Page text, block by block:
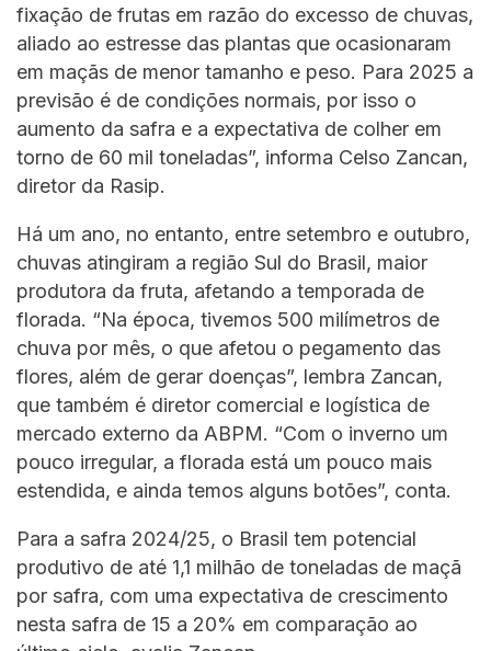
fixação de frutas em razão do excesso de chuvas,
aliado ao estresse das plantas que ocasionaram
em maçãs de menor tamanho e peso. Para 2025 a
previsão é de condições normais, por isso o
aumento da safra e a expectativa de colher em
torno de 60 mil toneladas”, informa Celso Zancan,
diretor da Rasip.
Há um ano, no entanto, entre setembro e outubro,
chuvas atingiram a região Sul do Brasil, maior
produtora da fruta, afetando a temporada de
florada. “Na época, tivemos 500 milímetros de
chuva por mês, o que afetou o pegamento das
flores, além de gerar doenças”, lembra Zancan,
que também é diretor comercial e logística de
mercado externo da ABPM. “Com o inverno um
pouco irregular, a florada está um pouco mais
estendida, e ainda temos alguns botões”, conta.
Para a safra 2024/25, o Brasil tem potencial
produtivo de até 1,1 milhão de toneladas de maçã
por safra, com uma expectativa de crescimento
nesta safra de 15 a 20% em comparação ao